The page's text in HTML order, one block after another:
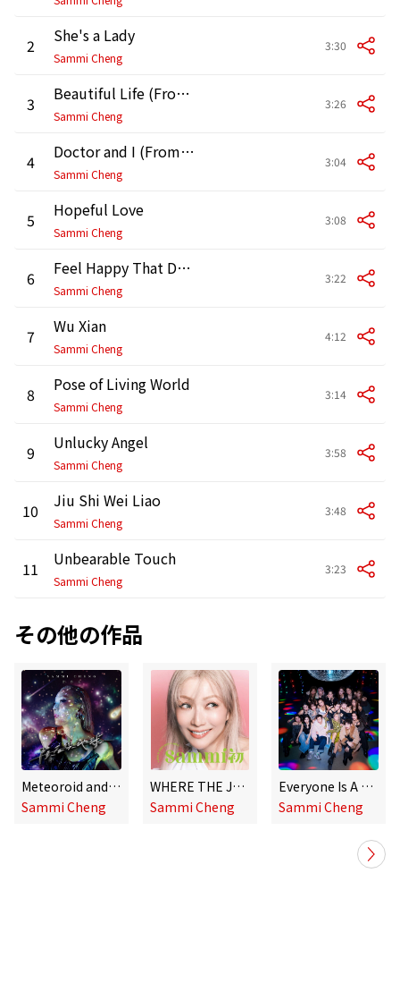
2 She's a Lady
Sammi Cheng
3:30
3 Beautiful Life (From "Love on a Diet")
Sammi Cheng
3:26
4 Doctor and I (From "Fighting for Love")
Sammi Cheng
3:04
5 Hopeful Love
Sammi Cheng
3:08
6 Feel Happy That Day? (From "Fighting for Love")
Sammi Cheng
3:22
7 Wu Xian
Sammi Cheng
4:12
8 Pose of Living World
Sammi Cheng
3:14
9 Unlucky Angel
Sammi Cheng
3:58
10 Jiu Shi Wei Liao
Sammi Cheng
3:48
11 Unbearable Touch
Sammi Cheng
3:23
その他の作品
Meteoroid and Earth
Sammi Cheng
WHERE THE JOURNEY STARTED
Sammi Cheng
Everyone Is A Superstar (Promotional Song Of The Movie ”Night King”) [feat. Night King] [Shine For A Moment Version]
Sammi Cheng